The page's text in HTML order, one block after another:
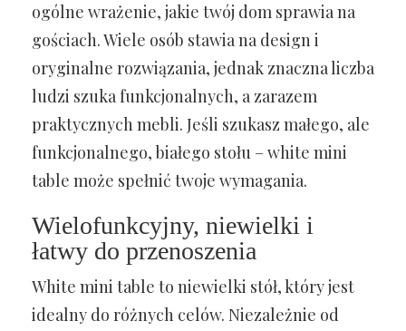
ogólne wrażenie, jakie twój dom sprawia na
gościach. Wiele osób stawia na design i
oryginalne rozwiązania, jednak znaczna liczba
ludzi szuka funkcjonalnych, a zarazem
praktycznych mebli. Jeśli szukasz małego, ale
funkcjonalnego, białego stołu – white mini
table może spełnić twoje wymagania.
Wielofunkcyjny, niewielki i
łatwy do przenoszenia
White mini table to niewielki stół, który jest
idealny do różnych celów. Niezależnie od